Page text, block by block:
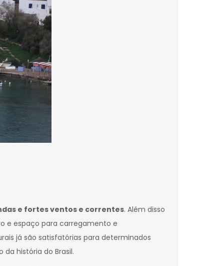
e fortes ventos e correntes. Além disso
e espaço para carregamento e
já são satisfatórias para determinados
história do Brasil.